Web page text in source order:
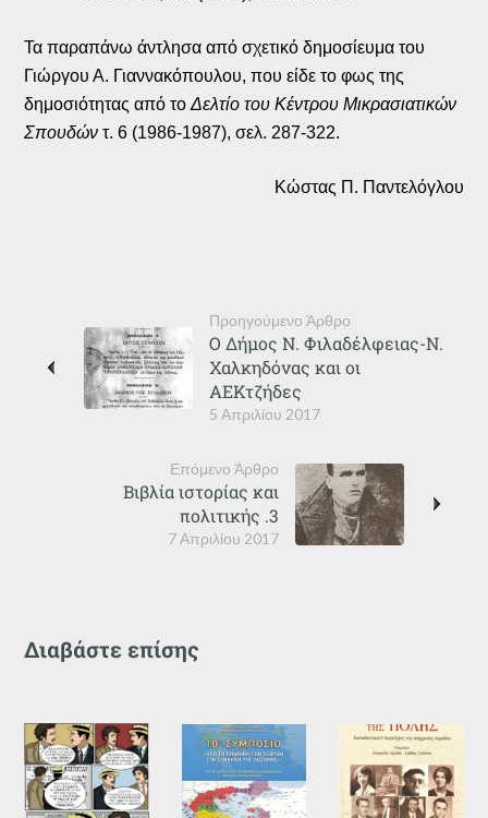
Τα παραπάνω άντλησα από σχετικό δημοσίευμα του
Γιώργου Α. Γιαννακόπουλου, που είδε το φως της
δημοσιότητας από τοΔελτίο του Κέντρου Μικρασιατικών
Σπουδών τ. 6 (1986-1987), σελ. 287-322.
Κώστας Π. Παντελόγλου
Προηγούμενο Άρθρο
5 Απριλίου 2017
Ο Δήμος Ν. Φιλαδέλφειας-Ν.
Χαλκηδόνας και οι
ΑΕΚτζήδες
Επόμενο Άρθρο
7 Απριλίου 2017
Βιβλία ιστορίας και
πολιτικής .3
Διαβάστε επίσης